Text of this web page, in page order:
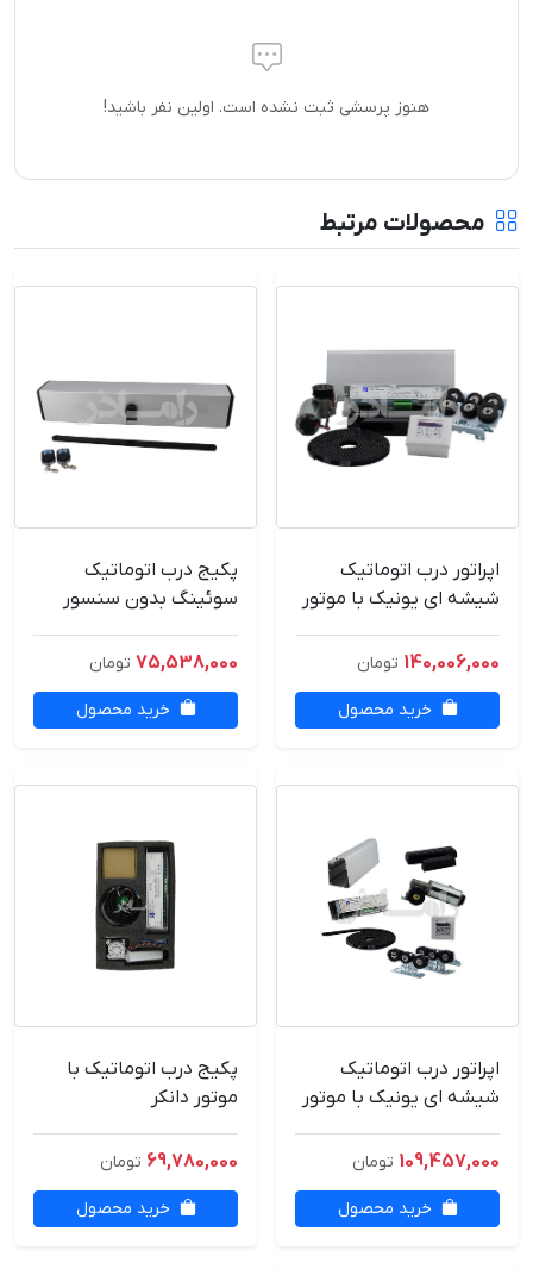
هنوز پرسشی ثبت نشده است. اولین نفر باشید!
محصولات مرتبط
اپراتور درب اتوماتیک
شیشه ای یونیک با موتور
140,006,000 تومان
خرید محصول
پکیج درب اتوماتیک
سوئینگ بدون سنسور
75,538,000 تومان
خرید محصول
اپراتور درب اتوماتیک
شیشه ای یونیک با موتور
109,457,000 تومان
خرید محصول
پکیج درب اتوماتیک با
موتور دانکر
69,780,000 تومان
خرید محصول